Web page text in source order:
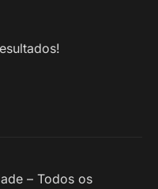
– Todos os